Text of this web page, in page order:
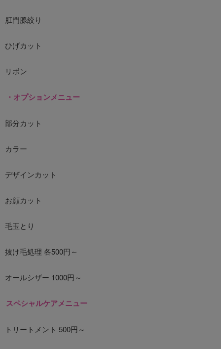
肛門腺絞り
ひげカット
リボン
・オプションメニュー
部分カット
カラー
デザインカット
お顔カット
毛玉とり
抜け毛処理 各500円～
オールシザー 1000円～
スペシャルケアメニュー
トリートメント 500円～